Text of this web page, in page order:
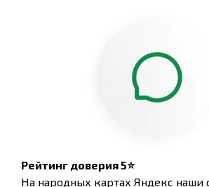
Рейтинг доверия 5⭐
На народных картах Яндекс наши